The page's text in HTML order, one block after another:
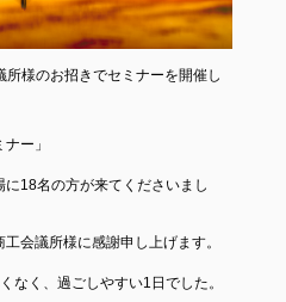
様のお招きでセミナーを開催し
ー」
18名の方が来てくださいまし
会議所様に感謝申し上げます。
なく、過ごしやすい1日でした。